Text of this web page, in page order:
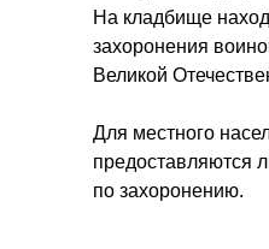
На кладбище
захоронения
Великой
Для местного
предоставляются
по захоронению.